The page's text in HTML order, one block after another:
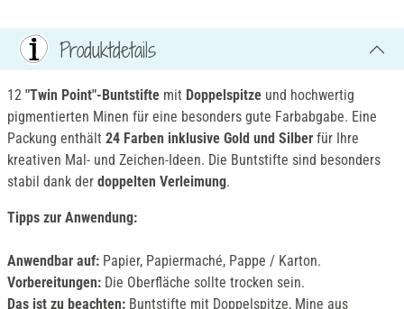
Produktdetails
12 "Twin Point"-Buntstifte mit Doppelspitze und hochwertig
pigmentierten Minen für eine besonders gute Farbabgabe. Eine
Packung enthält 24 Farben inklusive Gold und Silber für Ihre
kreativen Mal- und Zeichen-Ideen. Die Buntstifte sind besonders
stabil dank der doppelten Verleimung.
Tipps zur Anwendung:
Anwendbar auf: Papier, Papiermaché, Pappe / Karton.
Vorbereitungen: Die Oberfläche sollte trocken sein.
Das ist zu beachten: Buntstifte mit Doppelspitze, Mine aus